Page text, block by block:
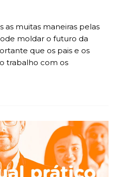
as muitas maneiras pelas
moldar o futuro da
que os pais e os
trabalho com os